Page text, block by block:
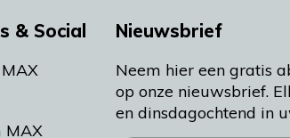
& Social
MAX
Nieuwsbrief
Neem hier een gratis
op onze nieuwsbrief.
en dinsdagochtend in